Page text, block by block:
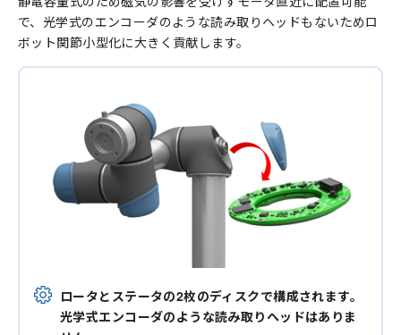
で、光学式のエンコーダのような読み取りヘッドもないためロ
ボット関節小型化に大きく貢献します。
ロータとステータの2枚のディスクで構成されます。
光学式エンコーダのような読み取りヘッドはありま